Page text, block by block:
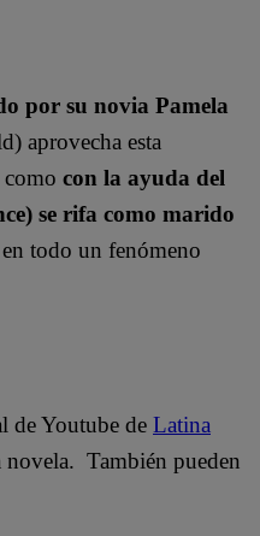
por su novia Pamela
aprovecha esta
con la ayuda del
se rifa como marido
todo un fenómeno
de Youtube de Latina
novela. También pueden